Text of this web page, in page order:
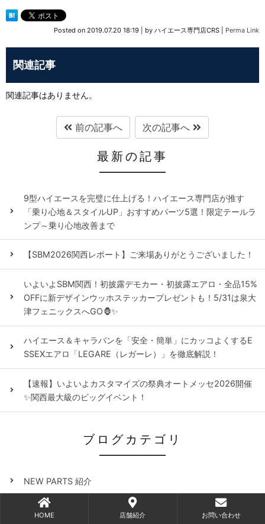
Posted on 2019.07.20 18:19 by ハイエース専門店CRS Perma Link
関連記事
関連記事はありません。
前の記事へ 次の記事へ
最新の記事
9型ハイエースを完璧に仕上げる！ハイエース専門店が推す
「乗り心地＆スタイルUP」おすすめパーツ5選！限定テールラ
ンプ～乗り心地改善まで
【SBM2026関西レポート】ご来場ありがとうございました！
いよいよSBM関西！初披露デモカー・初披露エアロ・全品15%
OFFに新デザインウッホステッカープレゼントも！5/31は泉大
津フェニックスへGO🦍✨
ハイエース＆キャラバンを「安全・簡単」にカッコよくするE
SSEXエアロ「LEGARE（レガーレ）」を徹底解説！
【速報】いよいよカスタマイズの祭典オートメッセ2026開催
✨関西最大級のビッグイベント！
ブログカテゴリ
NEW PARTS 紹介
カスタムパーツ紹介
HOME 店舗紹介 お問い合わせ